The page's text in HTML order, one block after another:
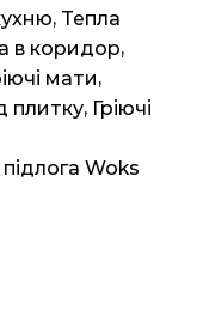
, Тепла
в коридор,
мати,
плитку, Гріючі
Woks